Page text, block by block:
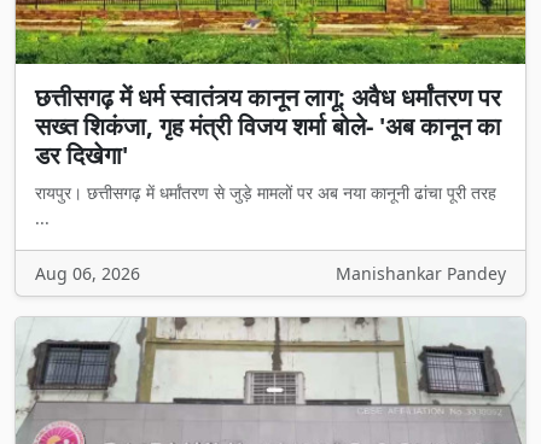
छत्तीसगढ़ में धर्म स्वातंत्र्य कानून लागू: अवैध धर्मांतरण पर
सख्त शिकंजा, गृह मंत्री विजय शर्मा बोले- 'अब कानून का
डर दिखेगा'
रायपुर। छत्तीसगढ़ में धर्मांतरण से जुड़े मामलों पर अब नया कानूनी ढांचा पूरी तरह
...
Aug 06, 2026 Manishankar Pandey